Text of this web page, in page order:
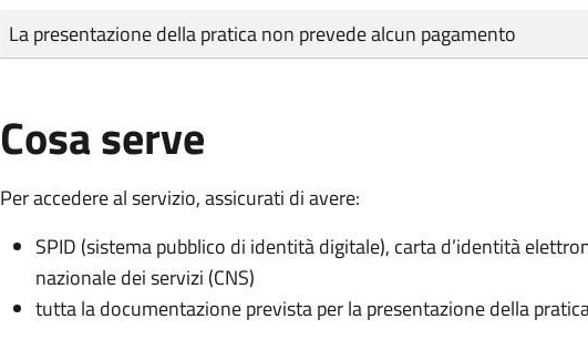
Tipo di pagamento
Importo
La presentazione della pratica non prevede alcun pagamento
Cosa serve
Per accedere al servizio, assicurati di avere:
SPID (sistema pubblico di identità digitale), carta d’identità
nazionale dei servizi (CNS)
tutta la documentazione prevista per la presentazione della